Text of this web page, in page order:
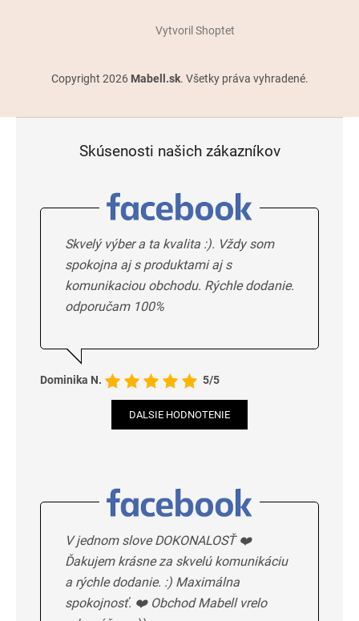
Vytvoril Shoptet
Copyright 2026 Mabell.sk. Všetky práva vyhradené.
Skúsenosti našich zákazníkov
Skvelý výber a ta kvalita :). Vždy som
spokojna aj s produktami aj s
komunikaciou obchodu. Rýchle dodanie.
odporučam 100%
Dominika N. 5/5
DALSIE HODNOTENIE
V jednom slove DOKONALOSŤ ❤️
Ďakujem krásne za skvelú komunikáciu
a rýchle dodanie. :) Maximálna
spokojnosť. ❤️ Obchod Mabell vrelo